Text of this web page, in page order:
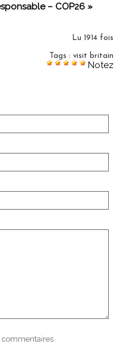
– COP26 »
Lu 1914 fois
Tags : visit britain
Notez
commentaires